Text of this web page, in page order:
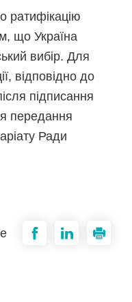
ратифікацію
що Україна
вибір. Для
відповідно до
підписання
передання
Ради